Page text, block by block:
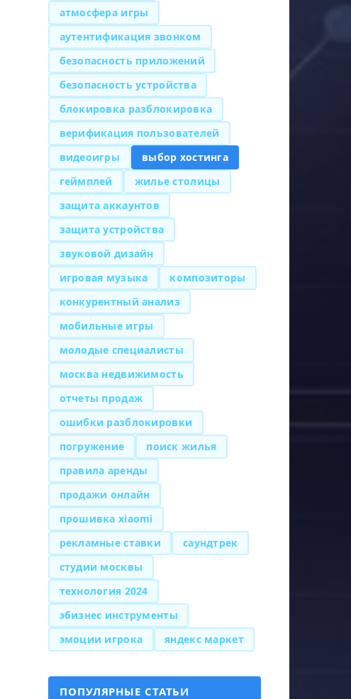
атмосфера игры
аутентификация звонком
безопасность приложений
безопасность устройства
блокировка разблокировка
верификация пользователей
видеоигры
выбор хостинга
геймплей
жилье столицы
защита аккаунтов
защита устройства
звуковой дизайн
игровая музыка
композиторы
конкурентный анализ
мобильные игры
молодые специалисты
москва недвижимость
отчеты продаж
ошибки разблокировки
погружение
поиск жилья
правила аренды
продажи онлайн
прошивка xiaomi
рекламные ставки
саундтрек
студии москвы
технология 2024
эбизнес инструменты
эмоции игрока
яндекс маркет
ПОПУЛЯРНЫЕ СТАТЬИ